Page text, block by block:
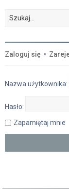
Zaloguj się •
Nazwa użytkownika:
Hasło:
Zapamiętaj mnie